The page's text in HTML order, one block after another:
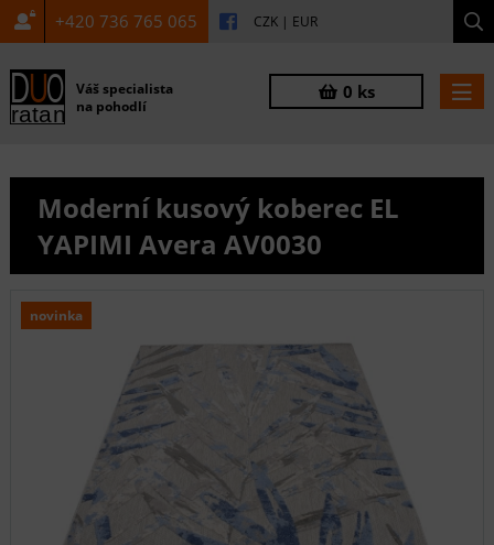
+420 736 765 065 CZK | EUR
Váš specialista
na pohodlí
0 ks
Moderní kusový koberec EL
YAPIMI Avera AV0030
novinka